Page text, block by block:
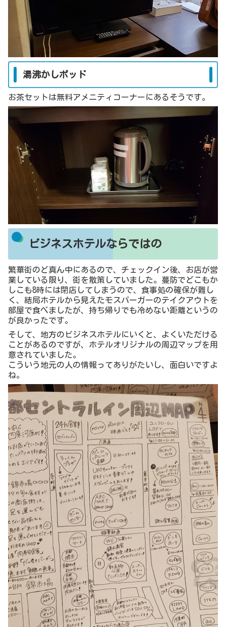
湯沸かしポッド
お茶セットは無料アメニティコーナーにあるそうです。
ビジネスホテルならではの
繁華街のど真ん中にあるので、チェックイン後、お店が営
業している限り、街を散策していました。蔓防でどこもか
しこも8時には閉店してしまうので、食事処の確保が難し
く、結局ホテルから見えたモスバーガーのテイクアウトを
部屋で食べましたが、持ち帰りでも冷めない距離というの
が良かったです。
そして、地方のビジネスホテルにいくと、よくいただける
ことがあるのですが、ホテルオリジナルの周辺マップを用
意されていました。
こういう地元の人の情報ってありがたいし、面白いですよ
ね。